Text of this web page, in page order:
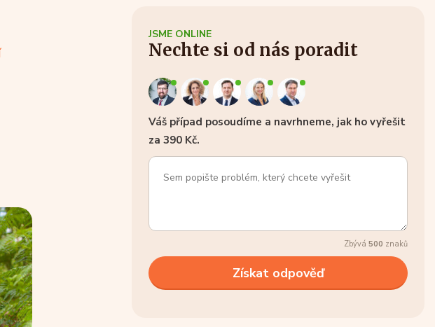
JSME ONLINE
Nechte si od nás poradit
Váš případ posoudíme a navrhneme, jak ho vyřešit
za 390 Kč.
Zbývá 500 znaků